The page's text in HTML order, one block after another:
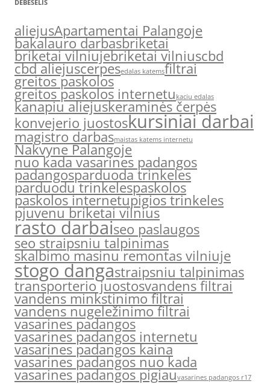
DEBESĖLIS
aliejusApartamentai Palangoje
bakalauro darbasbriketai
briketai vilniujebriketai vilniuscbd
cbd aliejuscerpesedalas katemsfiltrai
greitos paskolos
greitos paskolos internetu kaciu edalas
kanapiu aliejuskeraminės čerpės
konvejerio juostoskursiniai darbai
magistro darbasmaistas katems internetu
Nakvyne Palangoje
nuo kada vasarines padangos
padangosparduoda trinkeles
parduodu trinkelespaskolos
paskolos internetupigios trinkeles
pjuvenu briketai vilnius
rasto darbaiseo paslaugos
seo straipsniu talpinimas
skalbimo masinu remontas vilniuje
stogo dangastraipsniu talpinimas
transporterio juostosvandens filtrai
vandens minkstinimo filtrai
vandens nugeležinimo filtrai
vasarines padangos
vasarines padangos internetu
vasarines padangos kaina
vasarines padangos nuo kada
vasarines padangos pigiauvasarines padangos r17